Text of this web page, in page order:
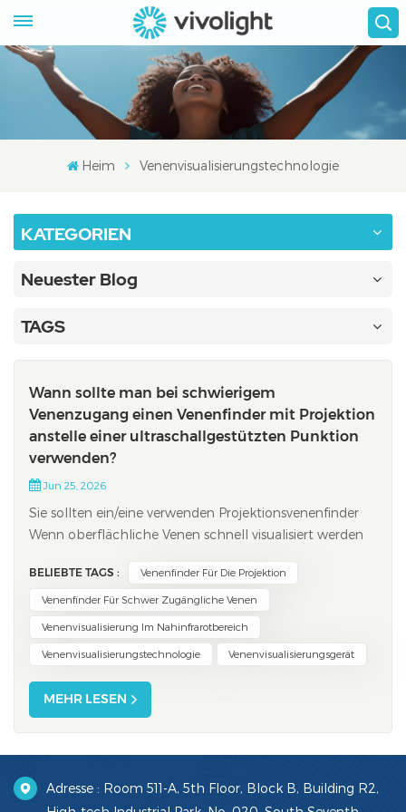
Heim Venenvisualisierungstechnologie
KATEGORIEN
Neuester Blog
TAGS
Wann sollte man bei schwierigem
Venenzugang einen Venenfinder mit Projektion
anstelle einer ultraschallgestützten Punktion
verwenden?
Jun 25, 2026
Sie sollten ein/eine verwenden Projektionsvenenfinder
Wenn oberflächliche Venen schnell visualisiert werden
Anatomie, ist die Ultraschallführung von Vorteil. Sie
eignet sich besonders gut zur Lokalisierung tiefer
liegender Venen oder wenn in schwier...
BELIEBTE TAGS : Venenfinder Für Die Projektion
Venenfinder Für Schwer Zugängliche Venen
Venenvisualisierung Im Nahinfrarotbereich
Venenvisualisierungstechnologie Venenvisualisierungsgerät
MEHR LESEN
Adresse : Room 511-A, 5th Floor, Block B, Building R2,